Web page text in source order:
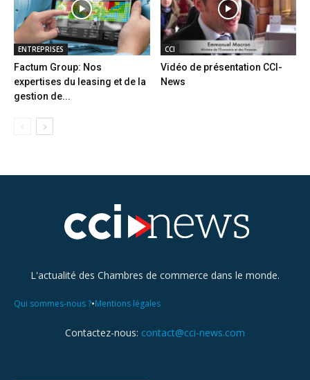
ENTREPRISES
Factum Group: Nos
expertises du leasing et de la
gestion de...
CCI
Vidéo de présentation CCI-
News
L'actualité des Chambres de commerce dans le monde.
Qui sommes-nous ?•Mentions légales
Contactez-nous: contact@cci-news.com